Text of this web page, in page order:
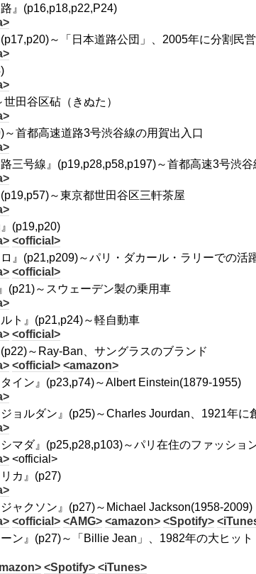
路』(p16,p18,p22,P24)
(p17,p20)～「日本道路公団」、2005年に分割民
世田谷区砧（きぬた）
～首都高速道路3号渋谷線の用賀出入口
路三号線』(p19,p28,p58,p197)～首都高速3号渋谷
(p19,p57)～東京都世田谷区三軒茶屋
』(p19,p20)
<official>
ロ』(p21,p209)～パリ・ダカール・ラリーでの活
<official>
(p21)～スウェーデン製の乗用車
ルト』(p21,p24)～軽自動車
<official>
(p22)～Ray-Ban、サングラスのブランド
<official> <amazon>
タイン』(p23,p74)～Albert Einstein(1879-1955)
ジョルダン』(p25)～Charles Jourdan、1921年
シマダ』(p25,p28,p103)～パリ在住のファッショ
<official>
リカ』(p27)
ジャクソン』(p27)～Michael Jackson(1958-2009)
<official> <AMG> <amazon> <Spotify>
ーン』(p27)～「Billie Jean」、1982年の大ヒッ
<Spotify> <iTunes>